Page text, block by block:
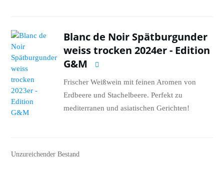
Blanc de Noir Spätburgunder
weiss trocken 2024er - Edition
G&M
Frischer Weißwein mit feinen Aromen von
Erdbeere und Stachelbeere. Perfekt zu
mediterranen und asiatischen Gerichten!
Unzureichender Bestand